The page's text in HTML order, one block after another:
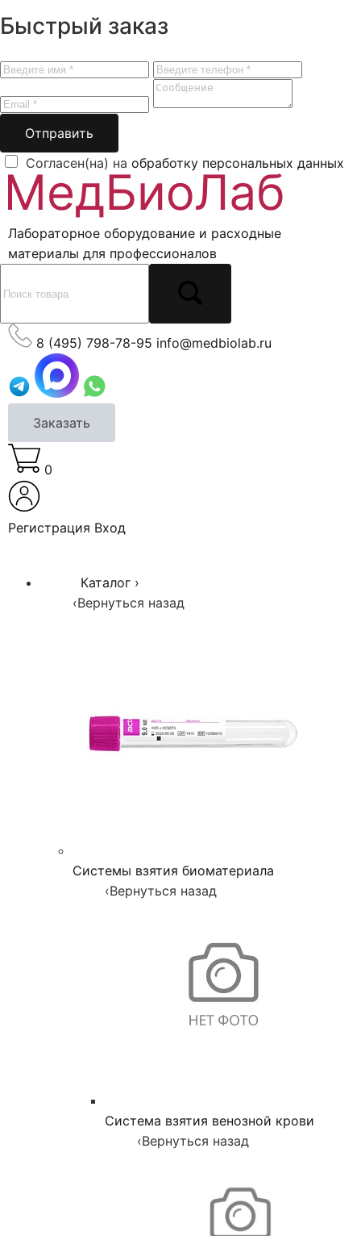
Быстрый заказ
Отправить
Согласен(на) на обработку персональных данных
Лабораторное оборудование и расходные
материалы для профессионалов
8 (495) 798-78-95 info@medbiolab.ru
Заказать
0
Регистрация Вход
Каталог ›
‹Вернуться назад
Системы взятия биоматериала
‹Вернуться назад
Система взятия венозной крови
‹Вернуться назад